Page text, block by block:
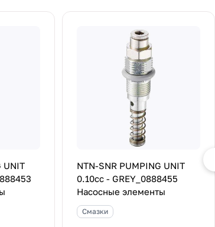
UNIT
NTN-SNR PUMPING UNIT
0.10cc - GREY_0888455
Насосные элементы
Смазки